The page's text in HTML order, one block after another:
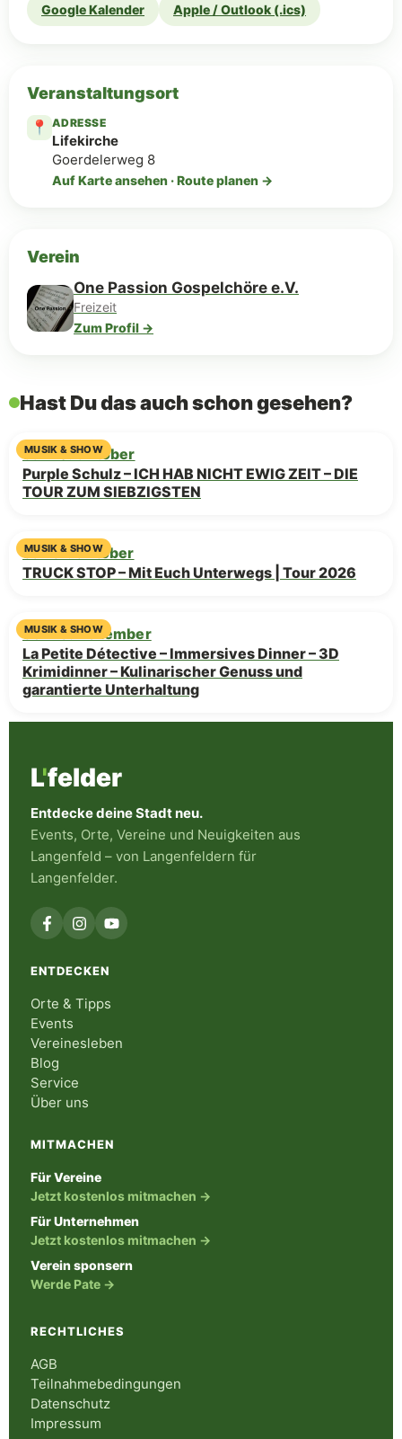
Google Kalender Apple / Outlook (.ics)
Veranstaltungsort
📍 ADRESSE
Lifekirche
Goerdelerweg 8
Auf Karte ansehen · Route planen →
Verein
One Passion Gospelchöre e.V.
Freizeit
Zum Profil →
Hast Du das auch schon gesehen?
MUSIK & SHOW
Sa · 10. Oktober
Purple Schulz – ICH HAB NICHT EWIG ZEIT – DIE
TOUR ZUM SIEBZIGSTEN
MUSIK & SHOW
Sa · 31. Oktober
TRUCK STOP – Mit Euch Unterwegs | Tour 2026
MUSIK & SHOW
So · 13. Dezember
La Petite Détective – Immersives Dinner – 3D
Krimidinner – Kulinarischer Genuss und
garantierte Unterhaltung
L'felder
Entdecke deine Stadt neu.
Events, Orte, Vereine und Neuigkeiten aus
Langenfeld – von Langenfeldern für
Langenfelder.
ENTDECKEN
Orte & Tipps
Events
Vereinesleben
Blog
Service
Über uns
MITMACHEN
Für Vereine
Jetzt kostenlos mitmachen →
Für Unternehmen
Jetzt kostenlos mitmachen →
Verein sponsern
Werde Pate →
RECHTLICHES
AGB
Teilnahmebedingungen
Datenschutz
Impressum